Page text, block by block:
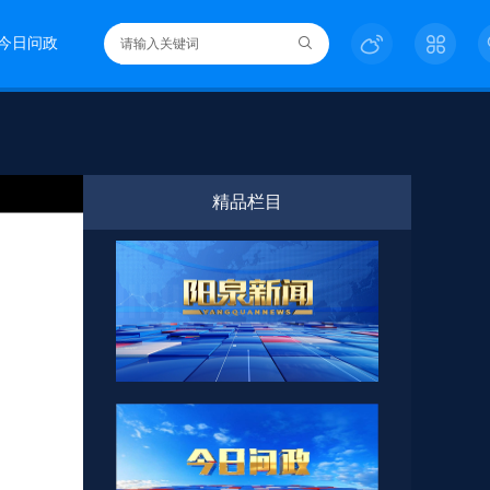
日问政
精品栏目